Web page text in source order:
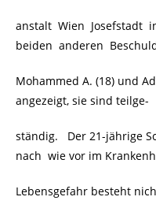
anstalt Wien Josefstadt
beiden anderen
Mohammed A. (18) und
angezeigt, sie sind teilge-
ständig. Der 21-jährige
nach wie vor im
Lebensgefahr besteht